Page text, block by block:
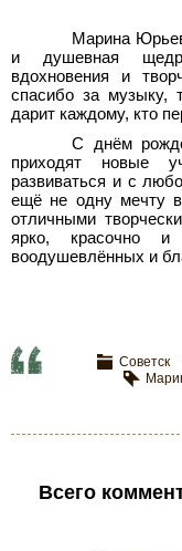
Марина
и душевная
вдохновения и
спасибо за музыку,
дарит каждому, кто
С днём
приходят новые
развиваться и с
ещё не одну мечту
отличными
ярко, красочно
воодушевлённых и
Советск
Всего